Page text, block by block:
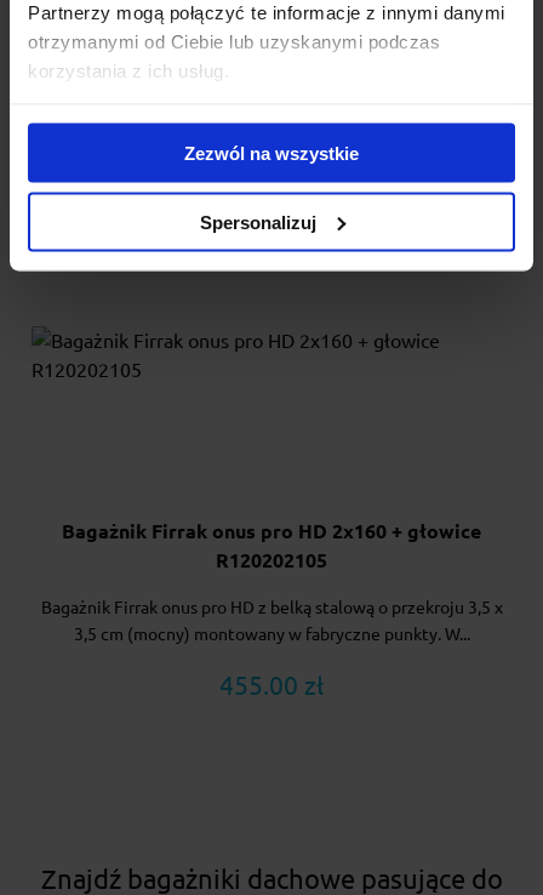
Partnerzy mogą połączyć te informacje z innymi danymi
otrzymanymi od Ciebie lub uzyskanymi podczas
korzystania z ich usług.
Zezwól na wszystkie
Spersonalizuj
Bagażnik Firrak onus pro HD z belką stalową o przekroju 3,5 x
3,5 cm (mocny) montowany w fabryczne punkty. W...
Bagażnik Firrak onus pro HD 2x160 + głowice
R120202105
Bagażnik Firrak onus pro HD z belką stalową o przekroju 3,5 x
3,5 cm (mocny) montowany w fabryczne punkty. W...
455.00 zł
Znajdź bagażniki dachowe pasujące do